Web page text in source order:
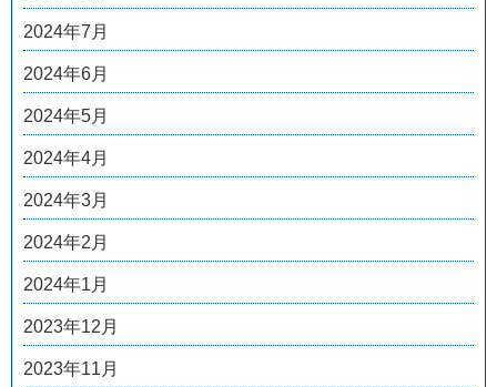
2024年7月
2024年6月
2024年5月
2024年4月
2024年3月
2024年2月
2024年1月
2023年12月
2023年11月